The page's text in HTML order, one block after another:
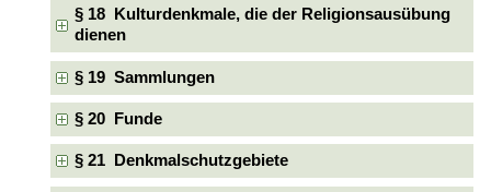
§ 18 Kulturdenkmale, die der Religionsausübung
dienen
§ 19 Sammlungen
§ 20 Funde
§ 21 Denkmalschutzgebiete